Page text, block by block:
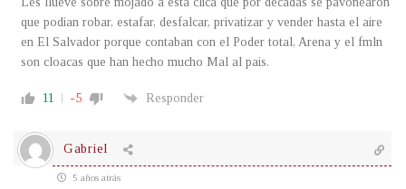
que podian robar, estafar, desfalcar, privatizar y vender hasta el aire
en El Salvador porque contaban con el Poder total, Arena y el fmln
son cloacas que han hecho mucho Mal al pais.
11 -5 Responder
Gabriel
5 años atrás